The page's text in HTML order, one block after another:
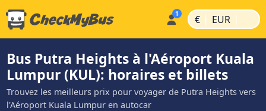
€ | EUR |
Bus Putra Heights à l'Aéroport Kuala
Lumpur (KUL): horaires et billets
Trouvez les meilleurs prix pour voyager de Putra Heights vers
l'Aéroport Kuala Lumpur en autocar